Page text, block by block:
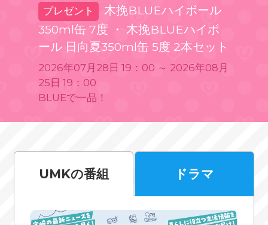
プレゼント
木挽BLUEハイボール
350ml缶 7度 ・ 木挽BLUEハイボ
ール 日向夏350ml缶 5度 2本セット
2026年07月28日 19：00 ～ 2026年08月
25日 19：00
BLUEで一品！
UMKの番組 ドラマ